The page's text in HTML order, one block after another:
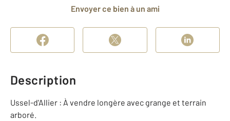
Envoyer ce bien à un ami
Description
Ussel-d'Allier : À vendre longère avec grange et terrain
arboré.